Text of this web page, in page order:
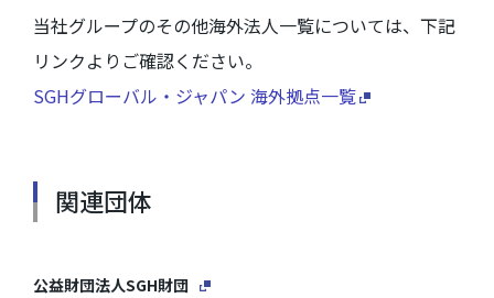
当社グループのその他海外法人一覧については、下記
リンクよりご確認ください。
SGHグローバル・ジャパン 海外拠点一覧
関連団体
公益財団法人SGH財団